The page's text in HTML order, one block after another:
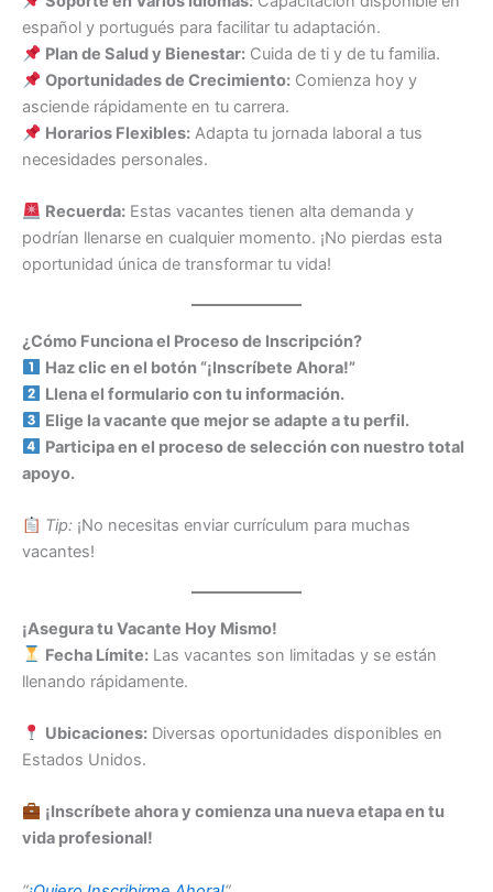
español y portugués para facilitar tu adaptación.
Plan de Salud y Bienestar:Cuida de ti y de tu familia.
Oportunidades de Crecimiento:Comienza hoy y
asciende rápidamente en tu carrera.
Horarios Flexibles:Adapta tu jornada laboral a tus
necesidades personales.
Recuerda:Estas vacantes tienen alta demanda y
podrían llenarse en cualquier momento. ¡No pierdas esta
oportunidad única de transformar tu vida!
¿Cómo Funciona el Proceso de Inscripción?
Haz clic en el botón “¡Inscríbete Ahora!”
Llena el formulario con tu información.
Elige la vacante que mejor se adapte a tu perfil.
Participa en el proceso de selección con nuestro total
apoyo.
Tip:¡No necesitas enviar currículum para muchas
vacantes!
¡Asegura tu Vacante Hoy Mismo!
Fecha Límite:Las vacantes son limitadas y se están
llenando rápidamente.
Ubicaciones:Diversas oportunidades disponibles en
Estados Unidos.
¡Inscríbete ahora y comienza una nueva etapa en tu
vida profesional!